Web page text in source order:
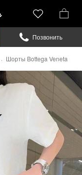
Шорты Bottega Veneta
Позвонить